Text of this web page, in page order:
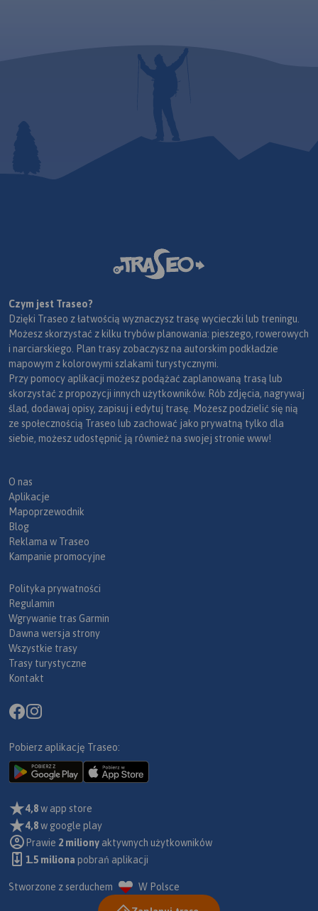
Czym jest Traseo?
Dzięki Traseo z łatwością wyznaczysz trasę wycieczki lub treningu.
Możesz skorzystać z kilku trybów planowania: pieszego, rowerowych
i narciarskiego. Plan trasy zobaczysz na autorskim podkładzie
mapowym z kolorowymi szlakami turystycznymi.
Przy pomocy aplikacji możesz podążać zaplanowaną trasą lub
skorzystać z propozycji innych użytkowników. Rób zdjęcia, nagrywaj
ślad, dodawaj opisy, zapisuj i edytuj trasę. Możesz podzielić się nią
ze społecznością Traseo lub zachować jako prywatną tylko dla
siebie, możesz udostępnić ją również na swojej stronie www!
O nas
Aplikacje
Mapoprzewodnik
Blog
Reklama w Traseo
Kampanie promocyjne
Polityka prywatności
Regulamin
Wgrywanie tras Garmin
Dawna wersja strony
Wszystkie trasy
Trasy turystyczne
Kontakt
Pobierz aplikację Traseo:
4,8w app store
4,8w google play
Prawie 2 miliony aktywnych użytkowników
1.5 miliona pobrań aplikacji
Stworzone z serduchem W Polsce